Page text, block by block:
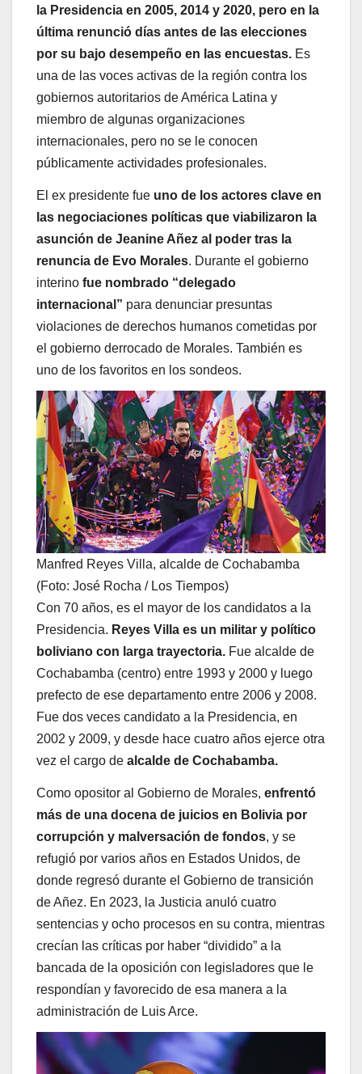
la Presidencia en 2005, 2014 y 2020, pero en la
última renunció días antes de las elecciones
por su bajo desempeño en las encuestas. Es
una de las voces activas de la región contra los
gobiernos autoritarios de América Latina y
miembro de algunas organizaciones
internacionales, pero no se le conocen
públicamente actividades profesionales.
El ex presidente fue uno de los actores clave en
las negociaciones políticas que viabilizaron la
asunción de Jeanine Añez al poder tras la
renuncia de Evo Morales. Durante el gobierno
interino fue nombrado “delegado
internacional” para denunciar presuntas
violaciones de derechos humanos cometidas por
el gobierno derrocado de Morales. También es
uno de los favoritos en los sondeos.
Manfred Reyes Villa, alcalde de Cochabamba
(Foto: José Rocha / Los Tiempos)
Con 70 años, es el mayor de los candidatos a la
Presidencia. Reyes Villa es un militar y político
boliviano con larga trayectoria. Fue alcalde de
Cochabamba (centro) entre 1993 y 2000 y luego
prefecto de ese departamento entre 2006 y 2008.
Fue dos veces candidato a la Presidencia, en
2002 y 2009, y desde hace cuatro años ejerce otra
vez el cargo de alcalde de Cochabamba.
Como opositor al Gobierno de Morales, enfrentó
más de una docena de juicios en Bolivia por
corrupción y malversación de fondos, y se
refugió por varios años en Estados Unidos, de
donde regresó durante el Gobierno de transición
de Añez. En 2023, la Justicia anuló cuatro
sentencias y ocho procesos en su contra, mientras
crecían las críticas por haber “dividido” a la
bancada de la oposición con legisladores que le
respondían y favorecido de esa manera a la
administración de Luis Arce.